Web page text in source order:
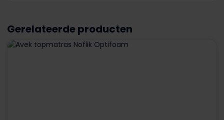
Gerelateerde producten